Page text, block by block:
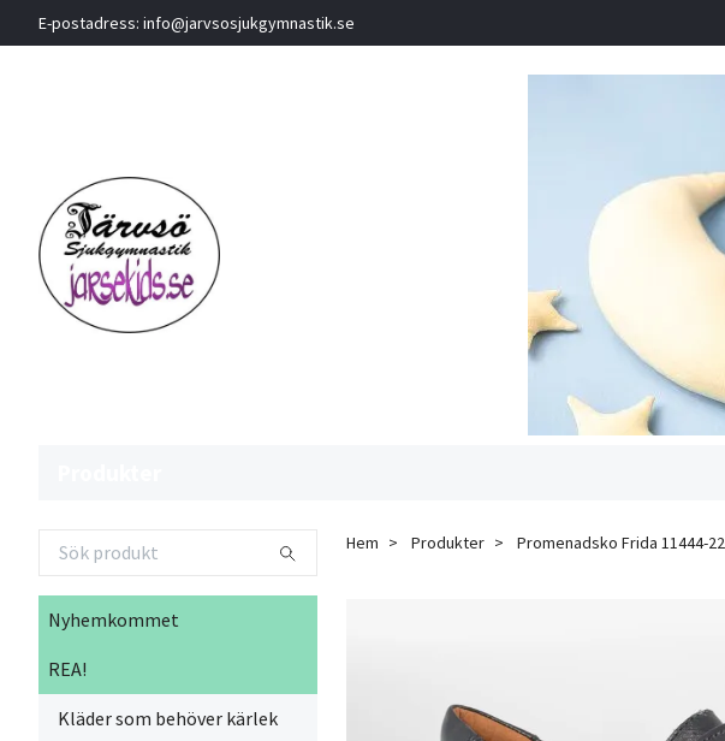
E-postadress: info@jarvsosjukgymnastik.se
Nyhemkommet
REA!
Kläder som behöver kärlek
Hem Produkter Promenadsko Frida 11444-